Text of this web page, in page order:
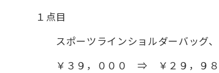
１点目
スポーツラインショルダーバッグ、Ａ
￥３９，０００ ⇒ ￥２９，９８